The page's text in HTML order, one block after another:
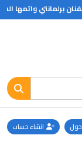
واتمها
انشاء حساب